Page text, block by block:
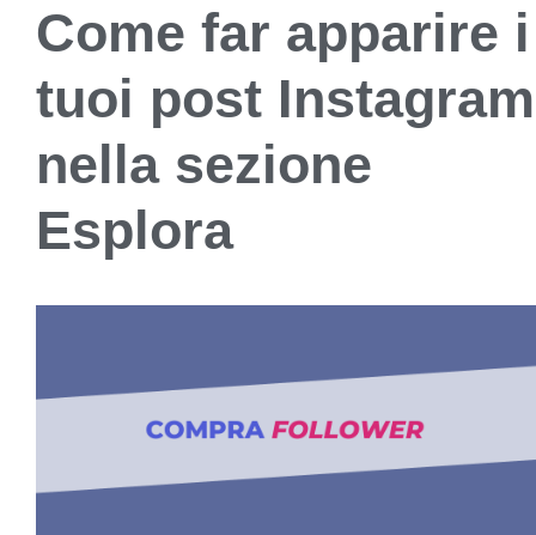
Come far apparire i
tuoi post Instagram
nella sezione
Esplora